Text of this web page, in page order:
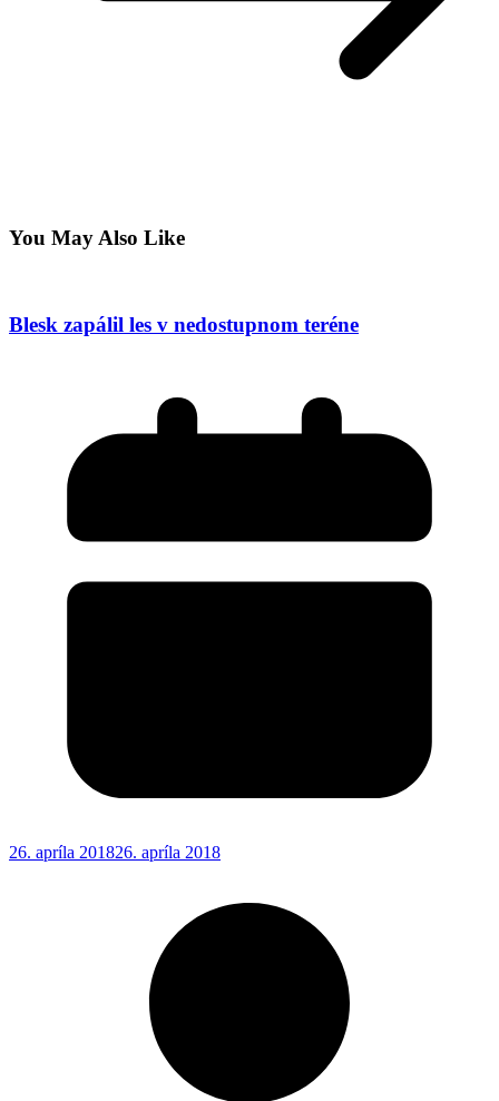
You May Also Like
Blesk zapálil les v nedostupnom teréne
26. apríla 201826. apríla 2018